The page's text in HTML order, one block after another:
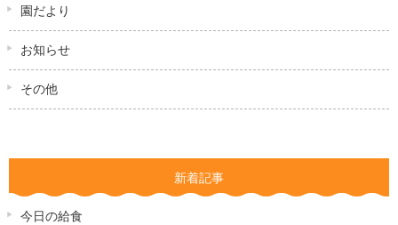
園だより
お知らせ
その他
新着記事
今日の給食